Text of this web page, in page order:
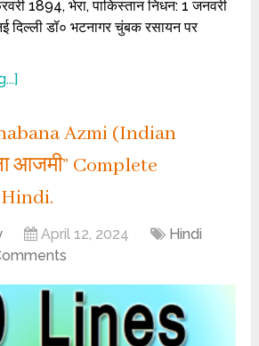
1894, भेरा, पाकिस्तान निधन: 1 जनवरी
दिल्ली डॉ० भटनागर चुंबक रसायन पर
Azmi (Indian
आजमी” Complete
April 12, 2024
Hindi